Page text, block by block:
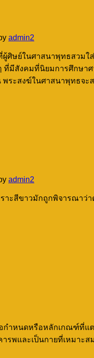
admin2
ผู้ศิษย์ในศาสนาพุทธสว
ที่มีสังคมที่นิยมการศึกษ
พระสงฆ์ในศาสนาพุทธจ
admin2
าะสีขาวมักถูกพิจารณา
กำหนดหรือหลักเกณฑ์ที่
รพและเป็นกายที่เหมา